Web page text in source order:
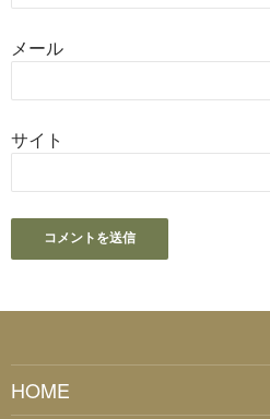
メール
サイト
HOME